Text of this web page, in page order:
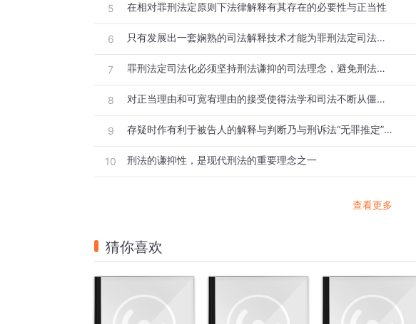
5 在相对罪刑法定原则下法律解释有其存在的必要性与正当性
6 只有发展出一套娴熟的司法解释技术才能为罪刑法定司法化提供手段和方法保障
7 罪刑法定司法化必须坚持刑法谦抑的司法理念，避免刑法苛厉
8 对正当理由和可宽宥理由的接受使得法学和司法不断从僵死的法律字眼中解放出来
9 存疑时作有利于被告人的解释与判断乃与刑诉法“无罪推定”相匹配的
10 刑法的谦抑性，是现代刑法的重要理念之一
查看更多
猜你喜欢